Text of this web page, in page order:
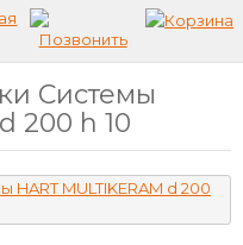
Системы
200 h 10